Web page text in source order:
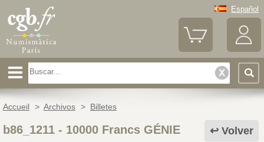
Español
Accueil > Archivos > Billetes
Volver
b86_1211- 10000 Francs GÉNIE